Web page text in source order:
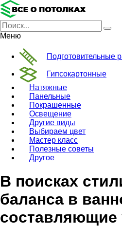
Меню
Подготовительные
Гипсокартонные
Натяжные
Панельные
Покрашенные
Освещение
Другие виды
Выбираем цвет
Мастер класс
Полезные советы
Другое
В поисках
баланса в
составляющие